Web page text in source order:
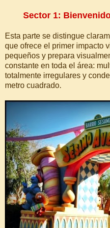
Sector 1:
Esta parte se distingue
que ofrece el primer impacto
pequeños y prepara
constante en toda el área:
totalmente irregulares y
metro cuadrado.